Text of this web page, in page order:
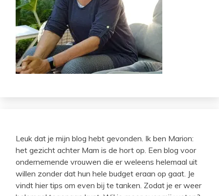
Leuk dat je mijn blog hebt gevonden. Ik ben Marion:
het gezicht achter Mam is de hort op. Een blog voor
ondernemende vrouwen die er weleens helemaal uit
willen zonder dat hun hele budget eraan op gaat. Je
vindt hier tips om even bij te tanken. Zodat je er weer